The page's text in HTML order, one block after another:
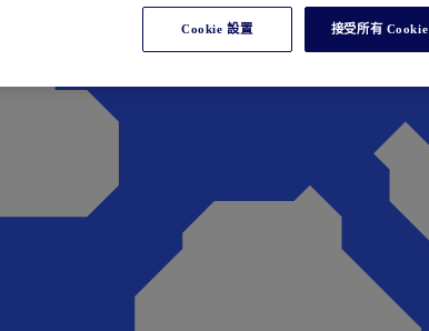
Cookie 設置 接受所有 Cookie